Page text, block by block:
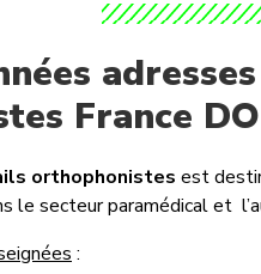
France
orthophonistes est
le secteur paramédical et
: